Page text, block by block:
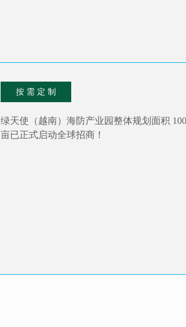
按 需 定 制
绿天使（越南）海防产业园整体规划面积
亩已正式启动全球招商！